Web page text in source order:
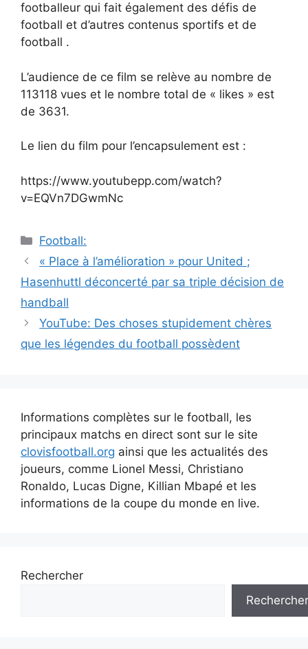
footballeur qui fait également des défis de
football et d’autres contenus sportifs et de
football .
L’audience de ce film se relève au nombre de
113118 vues et le nombre total de « likes » est
de 3631.
Le lien du film pour l’encapsulement est :
https://www.youtubepp.com/watch?
v=EQVn7DGwmNc
Catégories
Football:
Navigation
des
« Place à l’amélioration » pour United ;
Hasenhuttl déconcerté par sa triple décision de
handball
YouTube: Des choses stupidement chères
que les légendes du football possèdent
Informations complètes sur le football, les
principaux matchs en direct sont sur le site
clovisfootball.org ainsi que les actualités des
joueurs, comme Lionel Messi, Christiano
Ronaldo, Lucas Digne, Killian Mbapé et les
informations de la coupe du monde en live.
Rechercher
Rechercher